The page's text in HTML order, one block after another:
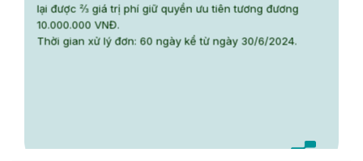
lại được ⅔ giá trị phí giữ quyền ưu tiên tương đương
10.000.000 VNĐ.
Thời gian xử lý đơn: 60 ngày kể từ ngày 30/6/2024.